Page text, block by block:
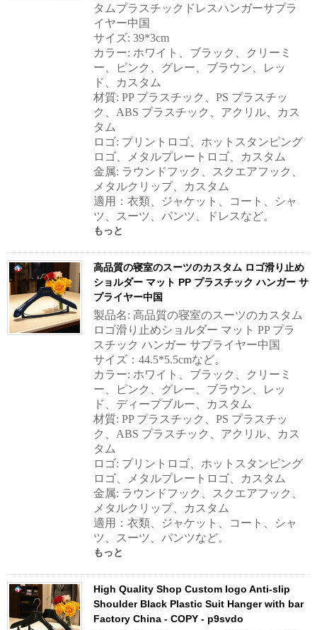
タムプラスチックドレスハンガーサプラ
イヤー中国
サイズ: 39*3cm
カラー: ホワイト、ブラック、クリーミ
ー、ピンク、グレー、ブラウン、レッ
ド、カスタム
材質: PP プラスチック、PS プラスチッ
ク、ABS プラスチック、アクリル、カス
タム
ロゴ: プリントロゴ、ホットスタンピング
ロゴ、メタルプレートロゴ、カスタム
金属: ラウンドフック、スクエアフック、
メタルクリップ、カスタム
適用：衣類、ジャケット、コート、シャ
ツ、スーツ、パンツ、ドレスなど。
もっと
高品質の寝室のスーツのカスタム ロゴ滑り止め
ショルダー マット PP プラスチック ハンガー サ
プライヤー中国
製品名: 高品質の寝室のスーツのカスタム
ロゴ滑り止めショルダー マット PP プラ
スチック ハンガー サプライヤー中国
サイズ：44.5*5.5cmなど。
カラー: ホワイト、ブラック、クリーミ
ー、ピンク、グレー、ブラウン、レッ
ド、ディープブルー、カスタム
材質: PP プラスチック、PS プラスチッ
ク、ABS プラスチック、アクリル、カス
タム
ロゴ: プリントロゴ、ホットスタンピング
ロゴ、メタルプレートロゴ、カスタム
金属: ラウンドフック、スクエアフック、
メタルクリップ、カスタム
適用：衣類、ジャケット、コート、シャ
ツ、スーツ、パンツなど。
もっと
High Quality Shop Custom logo Anti-slip
Shoulder Black Plastic Suit Hanger with bar
Factory China - COPY - p9svdo